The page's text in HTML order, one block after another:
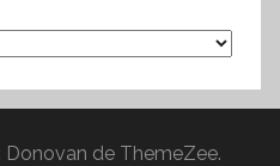
Donovan de ThemeZee.